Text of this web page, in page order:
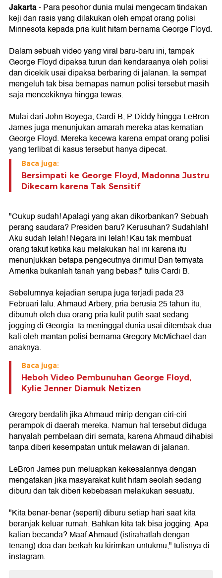
Jakarta-Para pesohor dunia mulai mengecam tindakan
keji dan rasisyang dilakukan oleh empat orang polisi
Minnesota kepada pria kulit hitam bernamaGeorge Floyd.
Dalam sebuah video yang viral baru-baru ini, tampak
George Floyd dipaksa turun dari kendaraanya oleh polisi
dan dicekik usai dipaksa berbaring di jalanan. Ia sempat
mengeluh tak bisa bernapas namun polisi tersebut masih
saja mencekiknya hingga tewas.
Mulai dariJohn Boyega,Cardi B, P Diddy hinggaLeBron
Jamesjuga menunjukan amarah mereka atas kematian
George Floyd. Mereka kecewa karena empat orang polisi
yang terlibat di kasus tersebut hanya dipecat.
Baca juga:
Bersimpati ke George Floyd, Madonna Justru
Dikecam karena Tak Sensitif
"Cukup sudah! Apalagi yang akan dikorbankan? Sebuah
perang saudara? Presiden baru? Kerusuhan? Sudahlah!
Aku sudah lelah! Negara ini lelah! Kau tak membuat
orang takut ketika kau melakukan hal ini karena itu
menunjukkan betapa pengecutnya dirimu! Dan ternyata
Amerika bukanlah tanah yang bebas!" tulis Cardi B.
Sebelumnya kejadian serupa juga terjadi pada 23
Februari lalu.Ahmaud Arbery, pria berusia 25 tahun itu,
dibunuh oleh dua orang pria kulit putih saat sedang
jogging di Georgia. Ia meninggal dunia usai ditembak dua
kali oleh mantan polisi bernama Gregory McMichael dan
anaknya.
Baca juga:
Heboh Video Pembunuhan George Floyd,
Kylie Jenner Diamuk Netizen
Gregory berdalih jika Ahmaud mirip dengan ciri-ciri
perampok di daerah mereka. Namun hal tersebut diduga
hanyalah pembelaan diri semata, karena Ahmaud dihabisi
tanpa diberi kesempatan untuk melawan di jalanan.
LeBron James pun meluapkan kekesalannya dengan
mengatakan jika masyarakat kulit hitam seolah sedang
diburu dan tak diberi kebebasan melakukan sesuatu.
"Kita benar-benar (seperti) diburu setiap hari saat kita
beranjak keluar rumah. Bahkan kita tak bisa jogging. Apa
kalian becanda? Maaf Ahmaud (istirahatlah dengan
tenang) doa dan berkah ku kirimkan untukmu," tulisnya di
instagram.